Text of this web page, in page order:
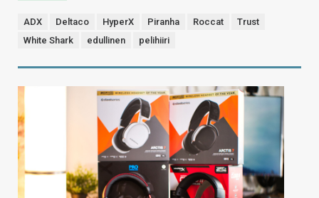
ADX Deltaco HyperX Piranha Roccat
Trust
White Shark
edullinen pelihiiri